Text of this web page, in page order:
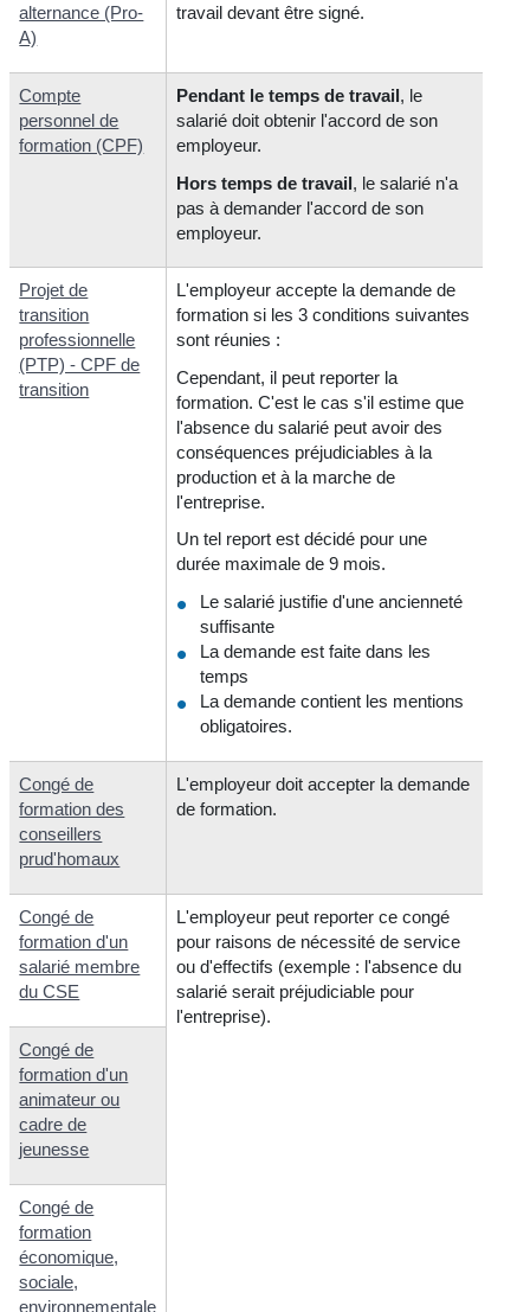
alternance (Pro-
A)
travail devant être signé.
Compte
personnel de
formation (CPF)
Pendant le temps de travail, le
salarié doit obtenir l'accord de son
employeur.
Hors temps de travail, le salarié n'a
pas à demander l'accord de son
employeur.
Projet de
transition
professionnelle
(PTP) - CPF de
transition
L'employeur accepte la demande de
formation si les 3 conditions suivantes
sont réunies :
Cependant, il peut reporter la
formation. C'est le cas s'il estime que
l'absence du salarié peut avoir des
conséquences préjudiciables à la
production et à la marche de
l'entreprise.
Un tel report est décidé pour une
durée maximale de 9 mois.
Le salarié justifie d'une ancienneté
suffisante
La demande est faite dans les
temps
La demande contient les mentions
obligatoires.
Congé de
formation des
conseillers
prud'homaux
L'employeur doit accepter la demande
de formation.
Congé de
formation d'un
salarié membre
du CSE
L'employeur peut reporter ce congé
pour raisons de nécessité de service
ou d'effectifs (exemple : l'absence du
salarié serait préjudiciable pour
l'entreprise).
Congé de
formation d'un
animateur ou
cadre de
jeunesse
Congé de
formation
économique,
sociale,
environnementale